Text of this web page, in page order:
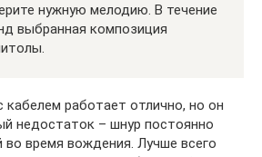
нужную мелодию. В течение
выбранная композиция
кабелем работает отлично, но он
недостаток – шнур постоянно
во время вождения. Лучше всего